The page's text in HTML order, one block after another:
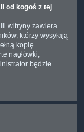
od kogoś z tej
witryny zawiera
którzy wysyłają
kopię
nagłówki,
będzie